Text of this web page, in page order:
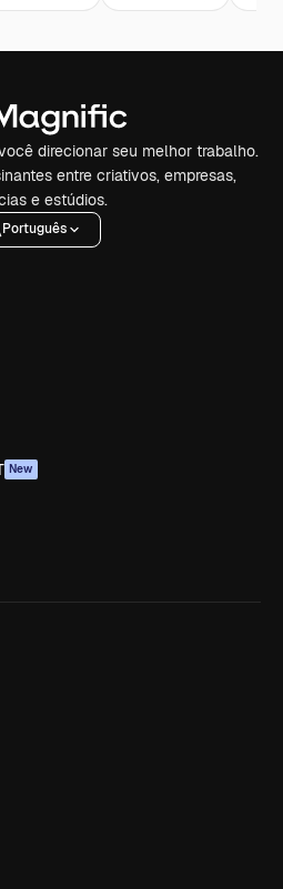
direcionar seu melhor trabalho.
entre criativos, empresas,
e estúdios.
Português
New